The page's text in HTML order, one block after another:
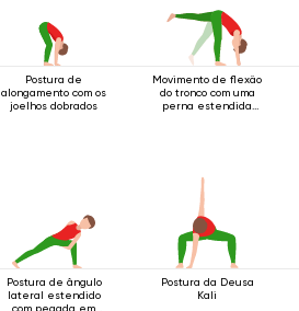
Postura de
alongamento com os
joelhos dobrados
Movimento de flexão
do tronco com uma
perna estendida
Postura de ângulo
lateral estendido
com pegada em
Postura da Deusa
Kali